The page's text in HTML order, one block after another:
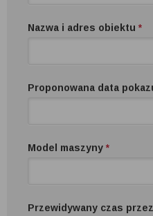
Nazwa i adres obiektu *
Proponowana data
Model maszyny *
Przewidywany czas